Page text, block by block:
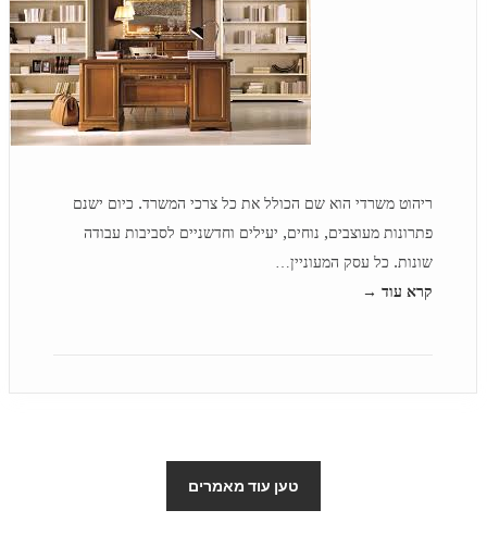
ריהוט משרדי הוא שם הכולל את כל צרכי המשרד. כיום ישנם
פתרונות מעוצבים, נוחים, יעילים וחדשניים לסביבות עבודה
שונות. כל עסק המעוניין…
קרא עוד →
טען עוד מאמרים